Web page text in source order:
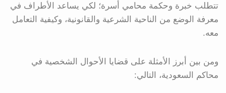
تتطلب خبرة وحكمة محامي أسرة؛ لكي يساعد الأطراف في
معرفة الوضع من الناحية الشرعية والقانونية، وكيفية التعامل
معه.
ومن بين أبرز الأمثلة على قضايا الأحوال الشخصية في
محاكم السعودية، التالي: